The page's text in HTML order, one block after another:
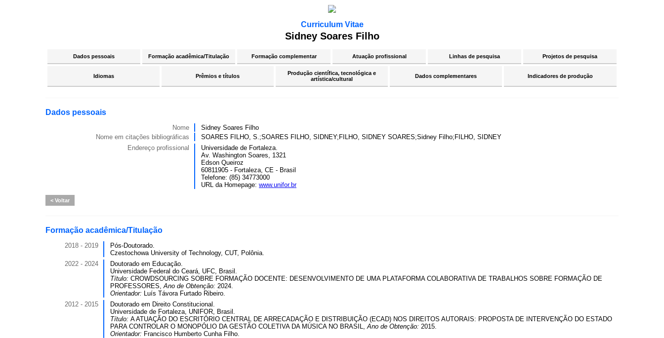
Curriculum Vitae
Sidney Soares Filho
Dados pessoais Formação acadêmica/Titulação Formação complementar Atuação profissional Linhas de pesquisa Projetos de pesquisa
Idiomas Prêmios e títulos
Produção científica, tecnológica e
artística/cultural
Dados complementares Indicadores de produção
Dados pessoais
Nome
Sidney Soares Filho
Nome em citações bibliográficas
SOARES FILHO, S.;SOARES FILHO, SIDNEY;FILHO, SIDNEY SOARES;Sidney Filho;FILHO, SIDNEY
Endereço profissional
Universidade de Fortaleza.
Av. Washington Soares, 1321
Edson Queiroz
60811905 - Fortaleza, CE - Brasil
Telefone: (85) 34773000
URL da Homepage: www.unifor.br
Voltar
Formação acadêmica/Titulação
2018 - 2019
Pós-Doutorado.
Czestochowa University of Technology, CUT, Polônia.
2022 - 2024
Doutorado em Educação.
Universidade Federal do Ceará, UFC, Brasil.
Título: CROWDSOURCING SOBRE FORMAÇÃO DOCENTE: DESENVOLVIMENTO DE UMA PLATAFORMA COLABORATIVA DE TRABALHOS SOBRE FORMAÇÃO DE
PROFESSORES,Ano de Obtenção: 2024.
Orientador: Luís Távora Furtado Ribeiro.
2012 - 2015
Doutorado em Direito Constitucional.
Universidade de Fortaleza, UNIFOR, Brasil.
Título: A ATUAÇÃO DO ESCRITÓRIO CENTRAL DE ARRECADAÇÃO E DISTRIBUIÇÃO (ECAD) NOS DIREITOS AUTORAIS: PROPOSTA DE INTERVENÇÃO DO ESTADO
PARA CONTROLAR O MONOPÓLIO DA GESTÃO COLETIVA DA MÚSICA NO BRASIL,Ano de Obtenção: 2015.
Orientador: Francisco Humberto Cunha Filho.